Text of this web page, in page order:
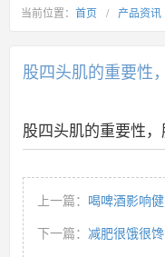
当前位置： 首页 / 产品资讯
股四头肌的重要性
股四头肌的重要性
上一篇： 喝啤酒影响
下一篇： 减肥很饿很